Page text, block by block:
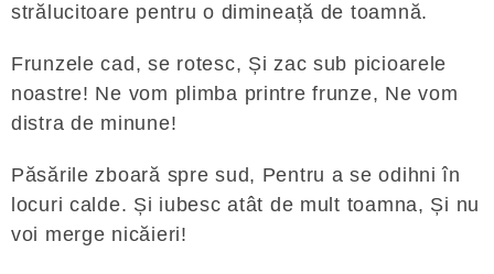
strălucitoare pentru o dimineață de toamnă.
Frunzele cad, se rotesc, Și zac sub picioarele
noastre! Ne vom plimba printre frunze, Ne vom
distra de minune!
Păsările zboară spre sud, Pentru a se odihni în
locuri calde. Și iubesc atât de mult toamna, Și nu
voi merge nicăieri!